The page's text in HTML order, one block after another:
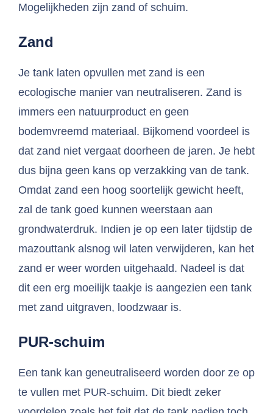
Mogelijkheden zijn zand of schuim.
Zand
Je tank laten opvullen met zand is een
ecologische manier van neutraliseren. Zand is
immers een natuurproduct en geen
bodemvreemd materiaal. Bijkomend voordeel is
dat zand niet vergaat doorheen de jaren. Je hebt
dus bijna geen kans op verzakking van de tank.
Omdat zand een hoog soortelijk gewicht heeft,
zal de tank goed kunnen weerstaan aan
grondwaterdruk. Indien je op een later tijdstip de
mazouttank alsnog wil laten verwijderen, kan het
zand er weer worden uitgehaald. Nadeel is dat
dit een erg moeilijk taakje is aangezien een tank
met zand uitgraven, loodzwaar is.
PUR-schuim
Een tank kan geneutraliseerd worden door ze op
te vullen met PUR-schuim. Dit biedt zeker